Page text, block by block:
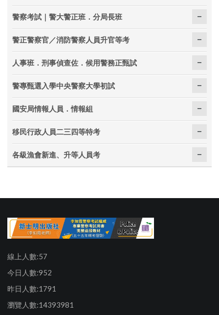
警察考試｜警大警正班．分局長班
警正警察官／消防警察人員升官等考
人事班．刑事偵查佐．候用警務正甄試
警專甄選入學中央警察大學初試
國安局情報人員．情報組
移民行政人員二三四等特考
各級漁會新進、升等人員考
線上人數:57
今日人數:952
昨日人數:1791
瀏覽人數:14393981